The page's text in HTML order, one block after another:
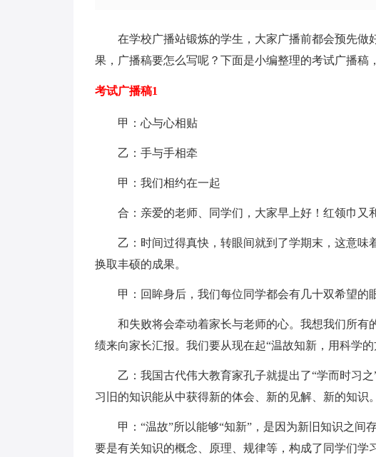
在学校广播站锻炼的学生，大家广播前都会预先
果，广播稿要怎么写呢？下面是小编整理的考试广播稿
考试广播稿1
甲：心与心相贴
乙：手与手相牵
甲：我们相约在一起
合：亲爱的老师、同学们，大家早上好！红领巾又
乙：时间过得真快，转眼间就到了学期末，这意
换取丰硕的成果。
甲：回眸身后，我们每位同学都会有几十双希望的
和失败将会牵动着家长与老师的心。我想我们所
绩来向家长汇报。我们要从现在起“温故知新，用科学
乙：我国古代伟大教育家孔子就提出了“学而时习
习旧的知识能从中获得新的体会、新的见解、新的知识。
甲：“温故”所以能够“知新”，是因为新旧知识之
要是有关知识的概念、原理、规律等，构成了同学们